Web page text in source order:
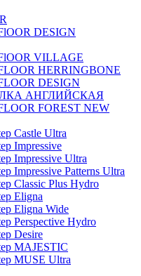
DESIGN
VILLAGE
HERRINGBONE
DESIGN
АНГЛИЙСКАЯ
FOREST NEW
Castle Ultra
Impressive
Impressive Ultra
Impressive Patterns Ultra
Classic Plus Hydro
Eligna
Eligna Wide
Perspective Hydro
Desire
MAJESTIC
MUSE Ultra